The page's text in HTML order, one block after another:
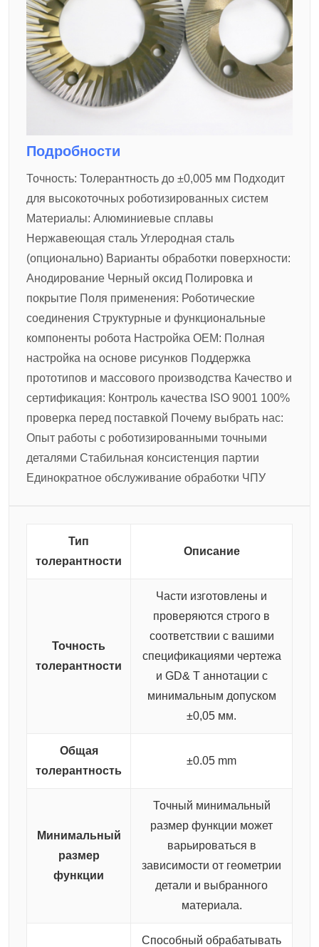
Подробности
Точность: Толерантность до ±0,005 мм Подходит
для высокоточных роботизированных систем
Материалы: Алюминиевые сплавы
Нержавеющая сталь Углеродная сталь
(опционально) Варианты обработки поверхности:
Анодирование Черный оксид Полировка и
покрытие Поля применения: Роботические
соединения Структурные и функциональные
компоненты робота Настройка OEM: Полная
настройка на основе рисунков Поддержка
прототипов и массового производства Качество и
сертификация: Контроль качества ISO 9001 100%
проверка перед поставкой Почему выбрать нас:
Опыт работы с роботизированными точными
деталями Стабильная консистенция партии
Единократное обслуживание обработки ЧПУ
Тип
толерантности
Описание
Точность
толерантности
Части изготовлены и
проверяются строго в
соответствии с вашими
спецификациями чертежа
и GD& T аннотации с
минимальным допуском
±0,05 мм.
Общая
толерантность
±0.05 mm
Минимальный
размер
функции
Точный минимальный
размер функции может
варьироваться в
зависимости от геометрии
детали и выбранного
материала.
Способный обрабатывать